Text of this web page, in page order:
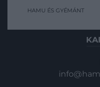
HAMU ÉS GYÉMÁNT